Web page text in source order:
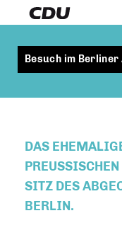
Besuch im
DAS
ITZ DES
ERLIN.